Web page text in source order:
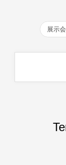
BLUEの中
展示